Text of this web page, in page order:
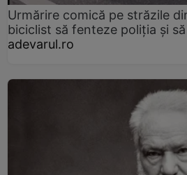
Urmărire comică pe străzile
biciclist să fenteze poliția și
adevarul.ro